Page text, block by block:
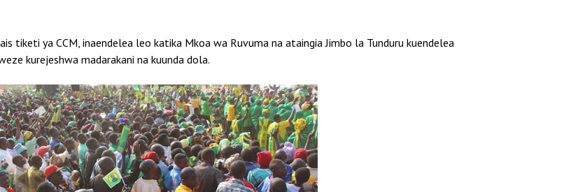
tiketi ya CCM, inaendelea leo katika Mkoa wa Ruvuma na ataingia Jimbo la Tunduru kuendelea
kurejeshwa madarakani na kuunda dola.